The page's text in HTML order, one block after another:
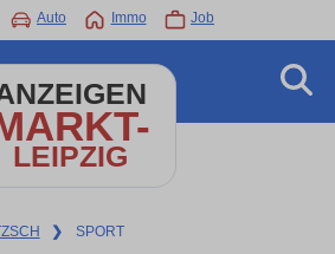
Auto Immo Job
LEIPZIG
❯ SPORT